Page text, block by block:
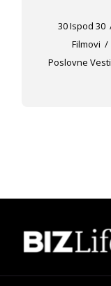
30 Ispod 30
Filmovi
Poslovne Vesti